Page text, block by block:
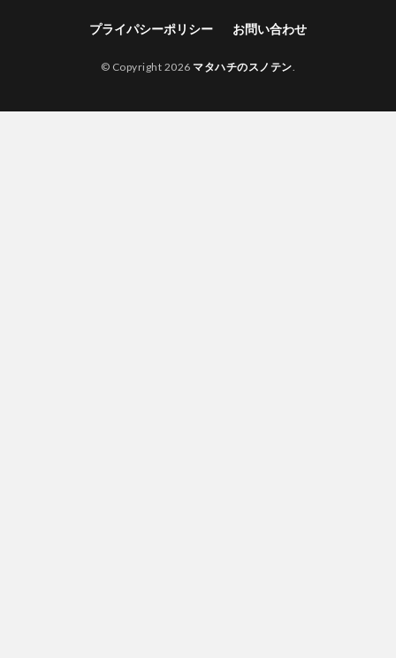
プライパシーポリシー お問い合わせ
© Copyright 2026 マタハチのスノテン